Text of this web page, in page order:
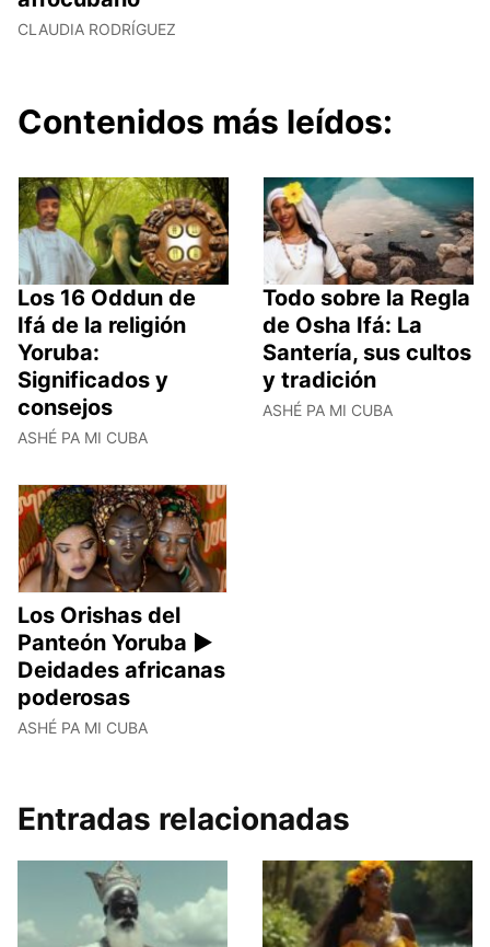
CLAUDIA RODRÍGUEZ
Contenidos más leídos:
Los 16 Oddun de
Ifá de la religión
Yoruba:
Significados y
consejos
ASHÉ PA MI CUBA
Todo sobre la Regla
de Osha Ifá: La
Santería, sus cultos
y tradición
ASHÉ PA MI CUBA
Los Orishas del
Panteón Yoruba ►
Deidades africanas
poderosas
ASHÉ PA MI CUBA
Entradas relacionadas